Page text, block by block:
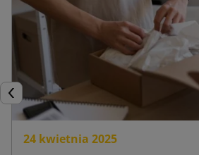
Prije
24 kwietnia 2025